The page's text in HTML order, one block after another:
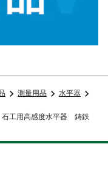
測量用品
水平器
石工用高感度水平器 鋳鉄